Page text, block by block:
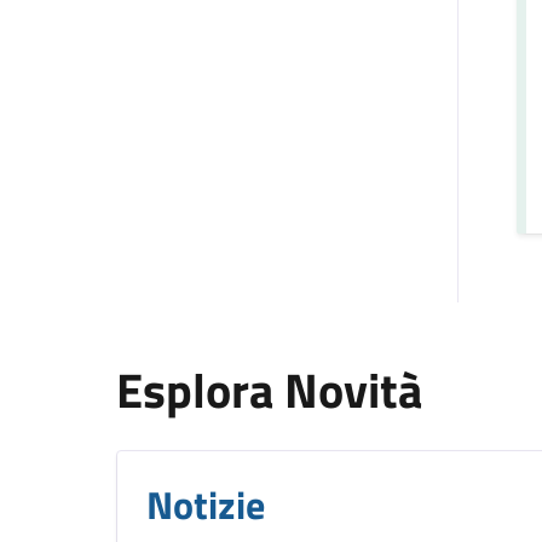
Esplora Novità
Notizie